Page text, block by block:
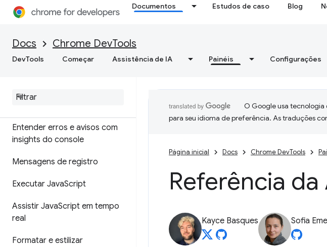
Documentos Estudos de caso Blog
Docs Chrome DevTools
DevTools Começar Assistência de IA Painéis Configurações
Visão geral
CSS
Entender erros e avisos com
insights do console
Mensagens de registro
Executar JavaScript
Assistir JavaScript em tempo
real
Formatar e estilizar
O Google usa
para seu idioma de preferência. As traduções
Página inicial Docs Chrome DevTools
Referência
Kayce Basques Sofia